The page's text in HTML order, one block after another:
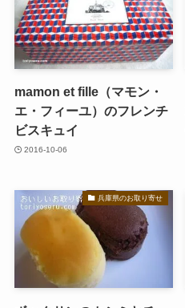
mamon et fille（マモン・
エ・フィーユ）のフレンチ
ビスキュイ
2016-10-06
兵庫県のお取り寄せ